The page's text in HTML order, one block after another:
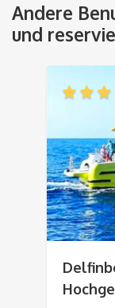
Andere
und